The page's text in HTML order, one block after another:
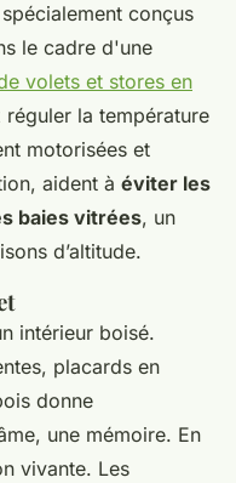
conçus
le cadre d'une
volets et stores en
la température
motorisées et
aident à éviter les
baies vitrées, un
d’altitude.
intérieur boisé.
placards en
donne
une mémoire. En
vivante. Les